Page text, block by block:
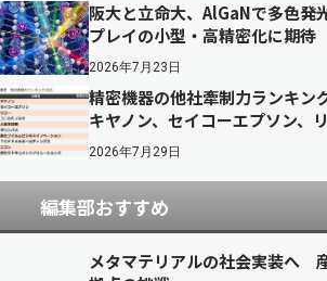
阪大と立命大、AlGaNで多色
プレイの小型・高精密化に期待
2026年7月23日
精密機器の他社牽制力ランキ
キヤノン、セイコーエプソン、
2026年7月29日
編集部おすすめ
メタマテリアルの社会実装へ